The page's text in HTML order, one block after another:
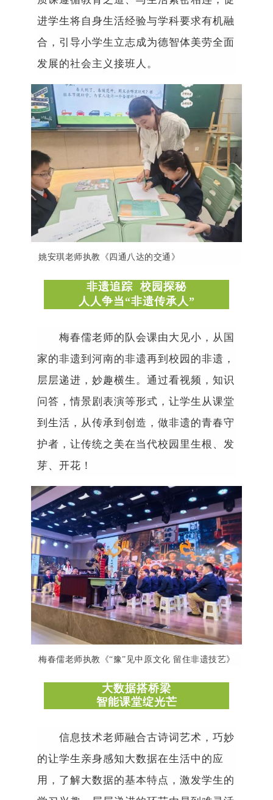
进学生将自身生活经验与学科要求有机融
合，引导小学生立志成为德智体美劳全面
发展的社会主义接班人。
姚安琪老师执教《四通八达的交通》
非遗追踪
校园探秘
人人争当 “非遗传承人”
梅春儒老师的队会课由大见小，从国
家的非遗到河南的非遗再到 校园的非遗，
层层递进，妙趣横生。通过看视频，知识
问答，情景剧表演等形式，让学生从课堂
到生活，从传承到创造，做非遗的青春守
护者，让传统之美在当代校园里生根、发
芽、开花！
梅春儒老师执教《“豫” 见中原文化 留住非遗技艺》
大数据搭桥梁
智能课堂绽光芒
信息技术老师融合古诗词艺术，巧妙
的让学生亲身感知大数据在生活中的应
用，了解大数据的基本特点，激发学生的